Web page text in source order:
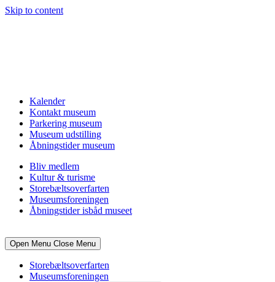
Skip to content
Kalender
Kontakt museum
Parkering museum
Museum udstilling
Åbningstider museum
Bliv medlem
Kultur & turisme
Storebæltsoverfarten
Museumsforeningen
Åbningstider isbåd museet
Open Menu Close Menu
Storebæltsoverfarten
Museumsforeningen